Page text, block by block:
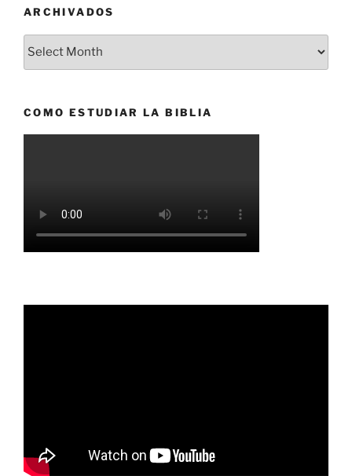
ARCHIVADOS
Archivados
COMO ESTUDIAR LA BIBLIA